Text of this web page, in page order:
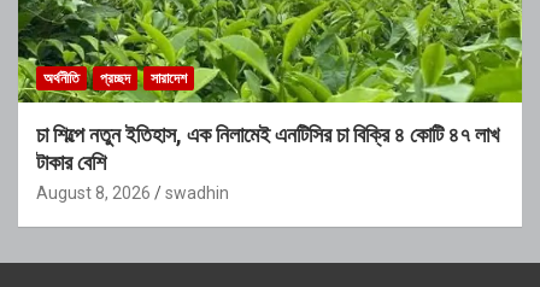
অর্থনীতি প্রচ্ছদ সারাদেশ
চা শিল্পে নতুন ইতিহাস, এক নিলামেই এনটিসির চা বিক্রি ৪ কোটি ৪৭ লাখ
টাকার বেশি
August 8, 2026 swadhin